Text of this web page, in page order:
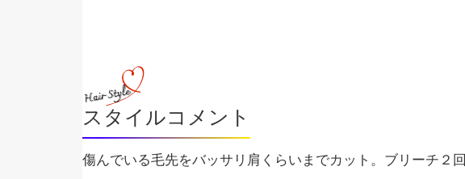
スタイルコメント
傷んでいる毛先をバッサリ肩くらいまでカット。ブリーチ２